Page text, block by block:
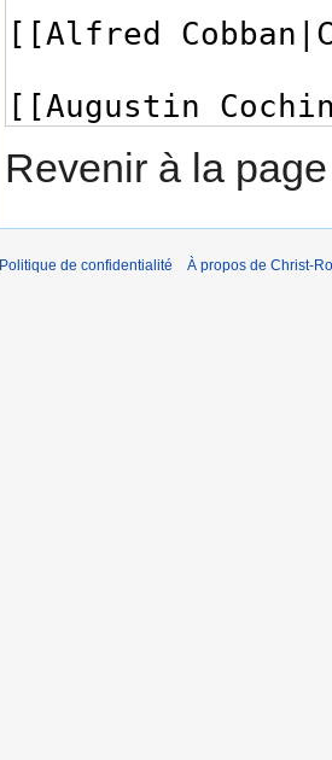
Revenir à la
Politique de confidentialité À propos de Christ-